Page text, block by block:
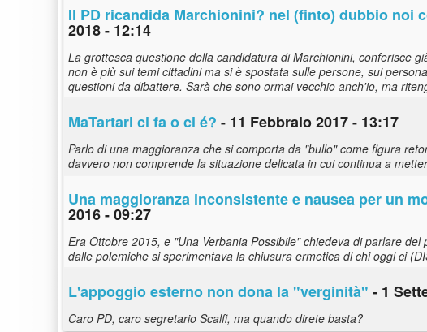
Il PD ricandida Marchionini? nel (finto) dubbio noi
2018 - 12:14
La grottesca questione della candidatura di Marchionini, conferisce
non è più sui temi cittadini ma si è spostata sulle persone, sui
questioni da dibattere. Sarà che sono ormai vecchio anch'io, ma
MaTartari ci fa o ci é? - 11 Febbraio 2017 - 13:17
Parlo di una maggioranza che si comporta da "bullo" come figura
davvero non comprende la situazione delicata in cui continua a
Una maggioranza inconsistente e nausea per un
2016 - 09:27
Era Ottobre 2015, e "Una Verbania Possibile" chiedeva di parlare
dalle polemiche si sperimentava la chiusura ermetica di chi oggi ci
L'appoggio esterno non dona la "verginità" - 1
Caro PD, caro segretario Scalfi, ma quando direte basta?